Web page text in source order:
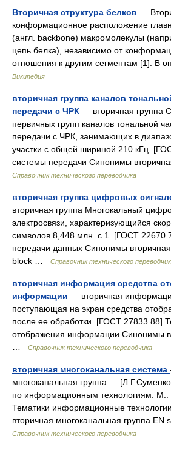
Вторичная структура белков —
конформационное расположение
(англ. backbone) макромолекулы
цепь белка), независимо от
отношения к другим сегментам [1]. В
Википедия
вторичная группа каналов
передачи с ЧРК — вторичная группа
первичных групп каналов тональной
передачи с ЧРК, занимающих в
участки с общей шириной 210 кГц.
системы передачи Синонимы
Справочник технического переводчика
вторичная группа цифровых
вторичная группа Многокальный
электросвязи, характеризующийся
символов 8,448 млн. с 1. [ГОСТ 22670
передачи данных Синонимы
block …
Справочник технического
вторичная информация средства
информации — вторичная
поступающая на экран средства
после ее обработки. [ГОСТ 27833 88]
отображения информации Синонимы
Справочник технического переводчика
вторичная многоканальная система
многоканальная группа —
по информационным технологиям.
Тематики информационные
вторичная многоканальная группа
Справочник технического переводчика